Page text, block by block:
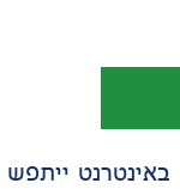
ייתפש